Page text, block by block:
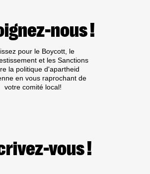
nous !
pour le Boycott, le
et les Sanctions
la politique d'apartheid
en vous raprochant de
votre comité local!
vous !